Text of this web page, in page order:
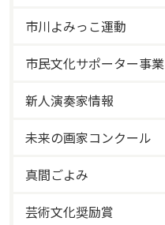
市川よみっこ運動
市民文化サポーター事業
新人演奏家情報
未来の画家コンクール
真間ごよみ
芸術文化奨励賞